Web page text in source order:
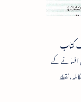
کتاب
افسانے کے
نقطۂ
اجزا کا